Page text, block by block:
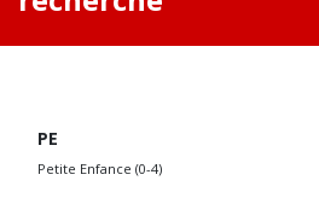
PE
Petite Enfance (0-4)